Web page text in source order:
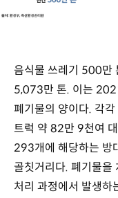
음식물 쓰레기 500만
5,073만 톤. 이는
폐기물의 양이다. 각
트럭 약 82만 9천여
293개에 해당하는 방
골칫거리다. 폐기물을
처리 과정에서 발생하